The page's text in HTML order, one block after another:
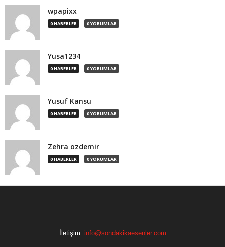
wpapixx
0 HABERLER 0 YORUMLAR
Yusa1234
0 HABERLER 0 YORUMLAR
Yusuf Kansu
0 HABERLER 0 YORUMLAR
Zehra ozdemir
0 HABERLER 0 YORUMLAR
İletişim: info@sondakikaesenler.com